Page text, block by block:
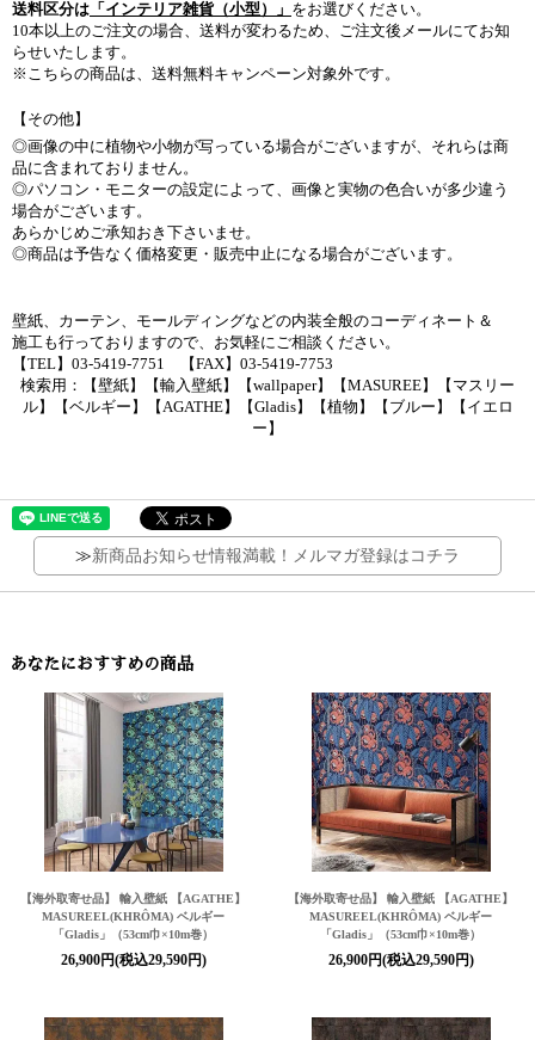
送料区分は 「インテリア雑貨（小型）」 をお選びください。
10本以上のご注文の場合、送料が変わるため、ご注文後メールにてお知
らせいたします。
※こちらの商品は、送料無料キャンペーン対象外です。
【その他】
◎画像の中に植物や小物が写っている場合がございますが、それらは商
品に含まれておりません。
◎パソコン・モニターの設定によって、画像と実物の色合いが多少違う
場合がございます。
あらかじめご承知おき下さいませ。
◎商品は予告なく価格変更・販売中止になる場合がございます。
壁紙、カーテン、モールディングなどの内装全般のコーディネート＆
施工も行っておりますので、お気軽にご相談ください。
【TEL】03-5419-7751 【FAX】03-5419-7753
検索用：【壁紙】【輸入壁紙】【wallpaper】【MASUREE】【マスリー
ル】【ベルギー】【AGATHE】【Gladis】【植物】【ブルー】【イエロ
ー】
≫新商品お知らせ情報満載！メルマガ登録はコチラ
あなたにおすすめの商品
【海外取寄せ品】 輸入壁紙 【AGATHE】
MASUREEL(KHRÔMA) ベルギー
「Gladis」（53cm巾×10m巻）
26,900円(税込29,590円)
【海外取寄せ品】 輸入壁紙 【AGATHE】
MASUREEL(KHRÔMA) ベルギー
「Gladis」（53cm巾×10m巻）
26,900円(税込29,590円)